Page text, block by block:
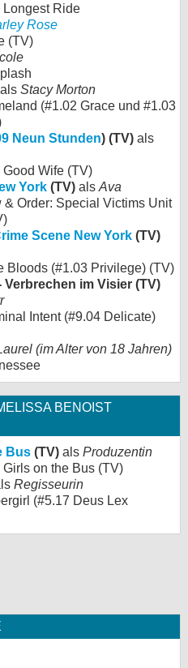
Ride
Rose
(TV)
als Stacy Morton
(#1.02 Grace und #1.03
Neun Stunden) (TV) als
Wife (TV)
York (TV) als Ava
& Order: Special Victims Unit
Scene New York (TV)
Bloods (#1.03 Privilege) (TV)
Verbrechen im Visier (TV)
Intent (#9.04 Delicate)
(im Alter von 18 Jahren)
BENOIST
Bus (TV) als Produzentin
on the Bus (TV)
Regisseurin
(#5.17 Deus Lex